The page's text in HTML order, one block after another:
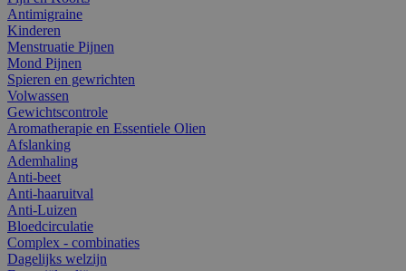
Antimigraine
Kinderen
Menstruatie Pijnen
Mond Pijnen
Spieren en gewrichten
Volwassen
Gewichtscontrole
Aromatherapie en Essentiele Olien
Afslanking
Ademhaling
Anti-beet
Anti-haaruitval
Anti-Luizen
Bloedcirculatie
Complex - combinaties
Dagelijks welzijn